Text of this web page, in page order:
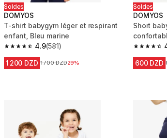
Soldes
DOMYOS
T-shirt babygym léger et respirant
enfant, Bleu marine
4.9
4.9 out of 5 stars from 581 reviews
(581)
1 200 DZD Prix avant la réduction
1 700 DZD29%
Soldes
DOMYOS
Short
4.6 out of
600 DZD